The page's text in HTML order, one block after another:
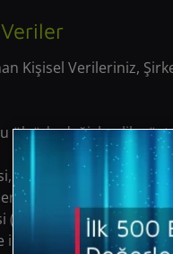
Kişisel Verileriniz,
ölçüde değişkenlik
telefon numarası, cep
müşteri
(özellikle çalışan
ilişkilendirilen bir